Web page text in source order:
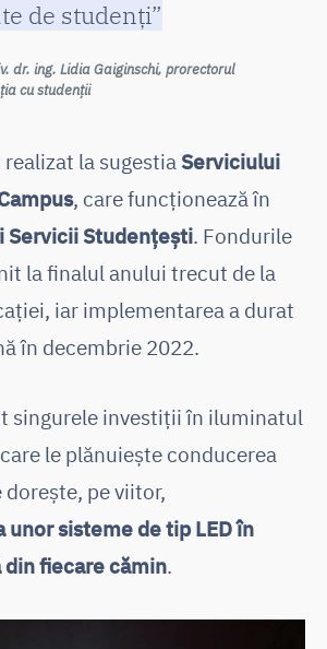
de studenți”
dr. ing. Lidia Gaiginschi, prorectorul
cu studenții
la sugestia Serviciului
, care funcționează în
Servicii Studențești. Fondurile
la finalul anului trecut de la
iar implementarea a durat
în decembrie 2022.
singurele investiții în iluminatul
le plănuiește conducerea
pe viitor,
sisteme de tip LED în
fiecare cămin.